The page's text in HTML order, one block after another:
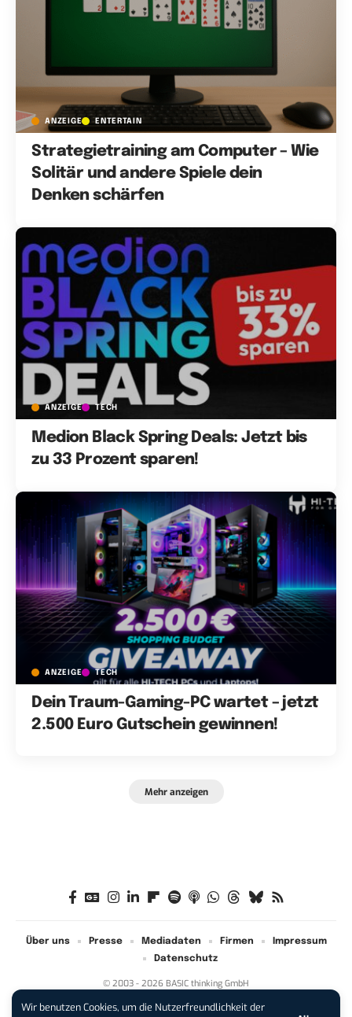
Wir benutzen Cookies, um die Nutzerfreundlichkeit der
ANZEIGE ENTERTAIN
Strategietraining am Computer – Wie
Solitär und andere Spiele dein
Denken schärfen
ANZEIGE TECH
Medion Black Spring Deals: Jetzt bis
zu 33 Prozent sparen!
ANZEIGE TECH
Dein Traum-Gaming-PC wartet – jetzt
2.500 Euro Gutschein gewinnen!
Mehr anzeigen
© 2003 - 2026 BASIC thinking GmbH
Über uns Presse Mediadaten Firmen
Impressum
Datenschutz